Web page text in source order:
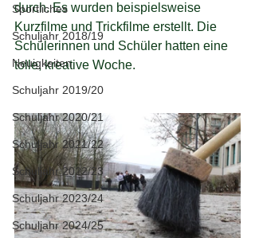
Sportliches
Schuljahr 2018/19
Neuigkeiten
Schuljahr 2019/20
Schuljahr 2020/21
Schuljahr 2021/22
Schuljahr 2022/23
Schuljahr 2023/24
Schuljahr 2024/25
durch. Es wurden beispielsweise
Kurzfilme und Trickfilme erstellt. Die
Schülerinnen und Schüler hatten eine
tolle, kreative Woche.